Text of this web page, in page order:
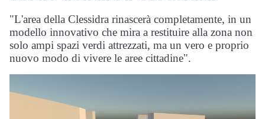
"L'area della Clessidra rinascerà completamente, in un
modello innovativo che mira a restituire alla zona non
solo ampi spazi verdi attrezzati, ma un vero e proprio
nuovo modo di vivere le aree cittadine".